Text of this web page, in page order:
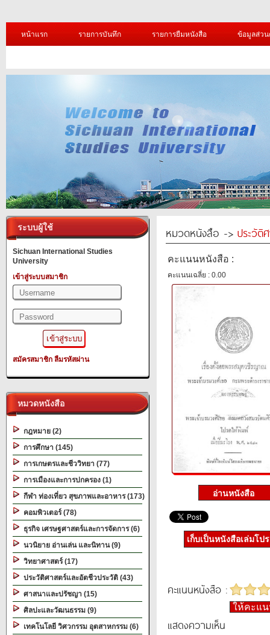
หน้าแรก รายการบันทึก รายการยืมหนังสือ ข้อมูลส่ว
ระบบผู้ใช้
Sichuan International Studies
University
เข้าสู่ระบบสมาชิก
สมัครสมาชิก ลืมรหัสผ่าน
หมวดหนังสือ
กฎหมาย (2)
การศึกษา (145)
การเกษตรและชีววิทยา (77)
การเมืองและการปกครอง (1)
กีฬา ท่องเที่ยว สุขภาพและอาหาร (173)
คอมพิวเตอร์ (78)
ธุรกิจ เศรษฐศาสตร์และการจัดการ (6)
นวนิยาย อ่านเล่น และนิทาน (9)
วิทยาศาสตร์ (17)
ประวัติศาสตร์และอัตชีวประวัติ (43)
ศาสนาและปรัชญา (15)
ศิลปะและวัฒนธรรม (9)
เทคโนโลยี วิศวกรรม อุตสาหกรรม (6)
หมวดหนังสือ -> ประวัติ
คะแนนหนังสือ :
คะแนนเฉลี่ย : 0.00
เก็บเป็นหนังสือเล่มโป
คะแนนหนังสือ :
ให้คะแ
แสดงความเห็น